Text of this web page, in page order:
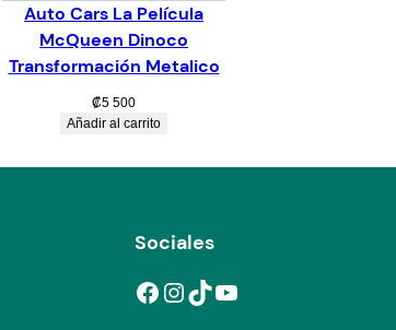
Auto Cars La Película
McQueen Dinoco
Transformación Metalico
₡5 500
Añadir al carrito
Sociales
Facebook Instagram TikTok YouTube